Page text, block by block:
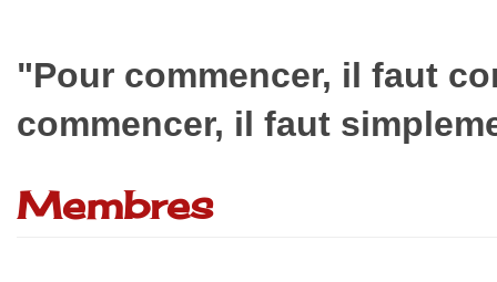
"Pour commencer, il faut
commencer, il faut
Membres